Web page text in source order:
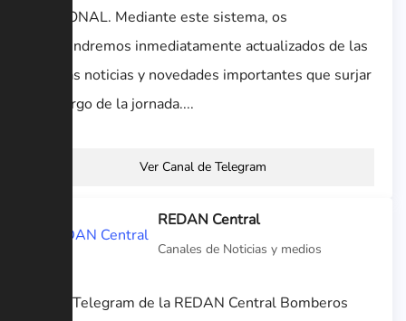
NACIONAL. Mediante este sistema, os
mantendremos inmediatamente actualizados de las
últimas noticias y novedades importantes que surjar
a lo largo de la jornada....
Ver Canal de Telegram
REDAN Central
Canales de Noticias y medios
Canal Telegram de la REDAN Central Bomberos